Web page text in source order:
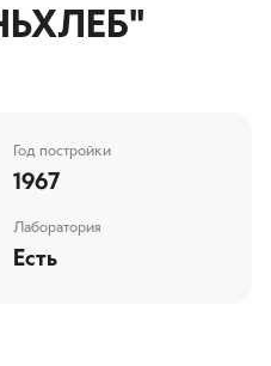
Год постройки
1967
Лаборатория
Есть